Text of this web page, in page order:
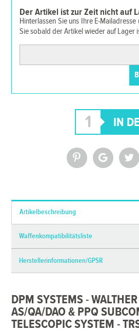
Der Artikel ist zur Zeit nicht auf
Hinterlassen Sie uns Ihre E-
Sie sobald der Artikel wieder auf Lager
Artikelbeschreibung
Waffenkompatibilitätsliste
Herstellerinformationen/GPSR
DPM SYSTEMS -
AS/QA/DAO & PPQ
TELESCOPIC SYSTEM -